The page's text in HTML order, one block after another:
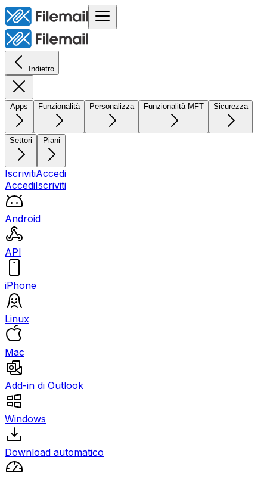
Indietro
Apps Funzionalità Personalizza Funzionalità MFT Sicurezza
Settori Piani
IscrivitiAccedi
AccediIscriviti
Android
API
iPhone
Linux
Mac
Add-in di Outlook
Windows
Download automatico